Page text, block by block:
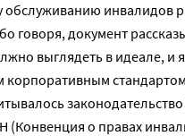
обслуживанию инвалидов
говоря, документ
выглядеть в идеале, и
(Конвенция о правах